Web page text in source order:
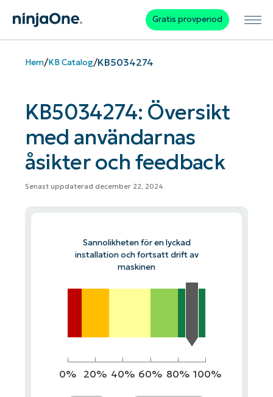
Gratis provperiod
Hem/KB Catalog/KB5034274
KB5034274: Översikt
med användarnas
åsikter och feedback
Senast uppdaterad december 22, 2024
Sannolikheten för en lyckad
installation och fortsatt drift av
maskinen
0% 20% 40% 60% 80% 100%